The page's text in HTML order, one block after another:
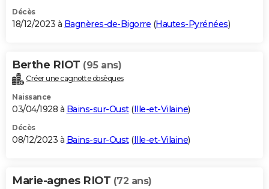
Décès
18/12/2023 à Bagnères-de-Bigorre (Hautes-Pyrénées)
Berthe RIOT (95 ans)
Créer une cagnotte obsèques
Naissance
03/04/1928 à Bains-sur-Oust(Ille-et-Vilaine)
Décès
08/12/2023 à Bains-sur-Oust(Ille-et-Vilaine)
Marie-agnes RIOT (72 ans)